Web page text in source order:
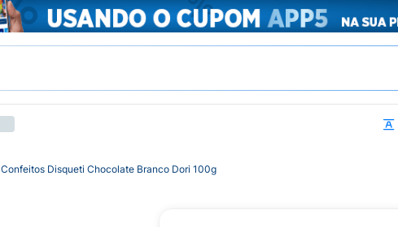
Confeitos Disqueti Chocolate Branco Dori 100g